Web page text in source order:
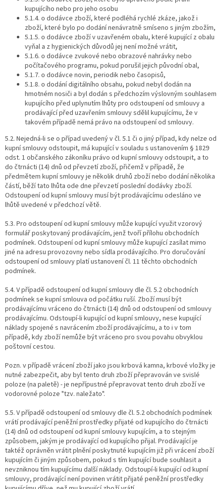
kupujícího nebo pro jeho osobu
5.1.4. o dodávce zboží, které podléhá rychlé zkáze, jakož i
zboží, které bylo po dodání nenávratně smíseno s jiným zbožím,
5.1.5. o dodávce zboží v uzavřeném obalu, které kupující z obalu
vyňal a z hygienických důvodů jej není možné vrátit,
5.1.6. o dodávce zvukové nebo obrazové nahrávky nebo
počítačového programu, pokud porušil jejich původní obal,
5.1.7. o dodávce novin, periodik nebo časopisů,
5.1.8. o dodání digitálního obsahu, pokud nebyl dodán na
hmotném nosiči a byl dodán s předchozím výslovným souhlasem
kupujícího před uplynutím lhůty pro odstoupení od smlouvy a
prodávající před uzavřením smlouvy sdělil kupujícímu, že v
takovém případě nemá právo na odstoupení od smlouvy.
5.2. Nejedná-li se o případ uvedený v čl. 5.1 či o jiný případ, kdy nelze od
kupní smlouvy odstoupit, má kupující v souladu s ustanovením § 1829
odst. 1 občanského zákoníku právo od kupní smlouvy odstoupit, a to
do čtrnácti (14) dnů od převzetí zboží, přičemž v případě, že
předmětem kupní smlouvy je několik druhů zboží nebo dodání několika
částí, běží tato lhůta ode dne převzetí poslední dodávky zboží.
Odstoupení od kupní smlouvy musí být prodávajícímu odesláno ve
lhůtě uvedené v předchozí větě.
5.3. Pro odstoupení od kupní smlouvy může kupující využit vzorový
formulář poskytovaný prodávajícím, jenž tvoří přílohu obchodních
podmínek. Odstoupení od kupní smlouvy může kupující zasílat mimo
jiné na adresu provozovny nebo sídla prodávajícího. Pro doručování
odstoupení od smlouvy platí ustanovení čl. 11 těchto obchodních
podmínek.
5.4. V případě odstoupení od kupní smlouvy dle čl. 5.2 obchodních
podmínek se kupní smlouva od počátku ruší. Zboží musí být
prodávajícímu vráceno do čtrnácti (14) dnů od odstoupení od smlouvy
prodávajícímu. Odstoupí-li kupující od kupní smlouvy, nese kupující
náklady spojené s navrácením zboží prodávajícímu, a to i v tom
případě, kdy zboží nemůže být vráceno pro svou povahu obvyklou
poštovní cestou.
Pozn. v případě vrácení zboží jako jsou krbová kamna, krbové vložky je
nutné zabezpečit, aby byl tento druh zboží přepravován ve svislé
poloze (na paletě) - je nepřípustné přepravovat tento druh zboží ve
vodorovné poloze "tzv. naležato".
5.5. V případě odstoupení od smlouvy dle čl. 5.2 obchodních podmínek
vrátí prodávající peněžní prostředky přijaté od kupujícího do čtrnácti
(14) dnů od odstoupení od kupní smlouvy kupujícím, a to stejným
způsobem, jakým je prodávající od kupujícího přijal. Prodávající je
taktéž oprávněn vrátit plnění poskytnuté kupujícím již při vrácení zboží
kupujícím či jiným způsobem, pokud s tím kupující bude souhlasit a
nevzniknou tím kupujícímu další náklady. Odstoupí-li kupující od kupní
smlouvy, prodávající není povinen vrátit přijaté peněžní prostředky